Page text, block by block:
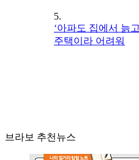
5.
‘아파도 집에서 늙
주택이라 어려워
브라보 추천뉴스